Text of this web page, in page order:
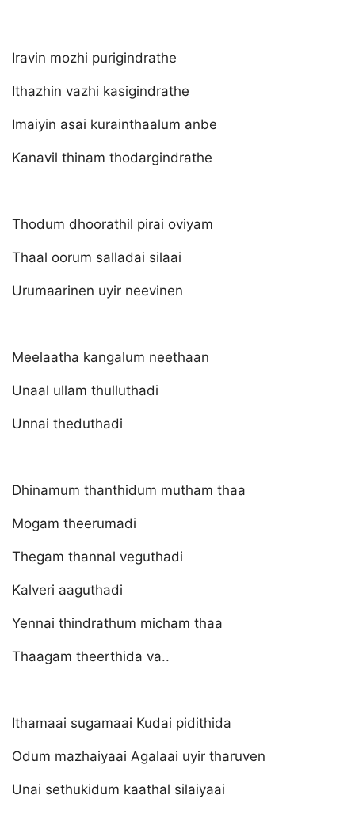
Iravin mozhi purigindrathe
Ithazhin vazhi kasigindrathe
Imaiyin asai kurainthaalum anbe
Kanavil thinam thodargindrathe
Thodum dhoorathil pirai oviyam
Thaal oorum salladai silaai
Urumaarinen uyir neevinen
Meelaatha kangalum neethaan
Unaal ullam thulluthadi
Unnai theduthadi
Dhinamum thanthidum mutham thaa
Mogam theerumadi
Thegam thannal veguthadi
Kalveri aaguthadi
Yennai thindrathum micham thaa
Thaagam theerthida va..
Ithamaai sugamaai Kudai pidithida
Odum mazhaiyaai Agalaai uyir tharuven
Unai sethukidum kaathal silaiyaai